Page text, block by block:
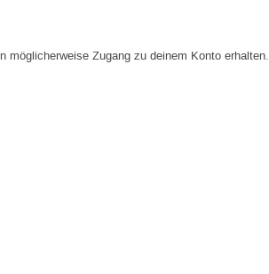
Zugang zu deinem Konto erhalten.